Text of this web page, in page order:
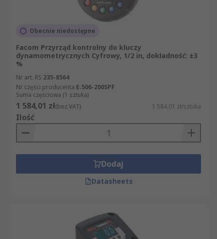
Obecnie niedostępne
Facom Przyrząd kontrolny do kluczy
dynamometrycznych Cyfrowy, 1/2 in, dokładność: ±3
%
Nr art. RS 235-8564
Nr części producenta E.506-200SPF
Suma częściowa (1 sztuka)
1 584,01 zł(bez VAT) 1 584,01 zł/sztuka
Ilość
Dodaj
Datasheets